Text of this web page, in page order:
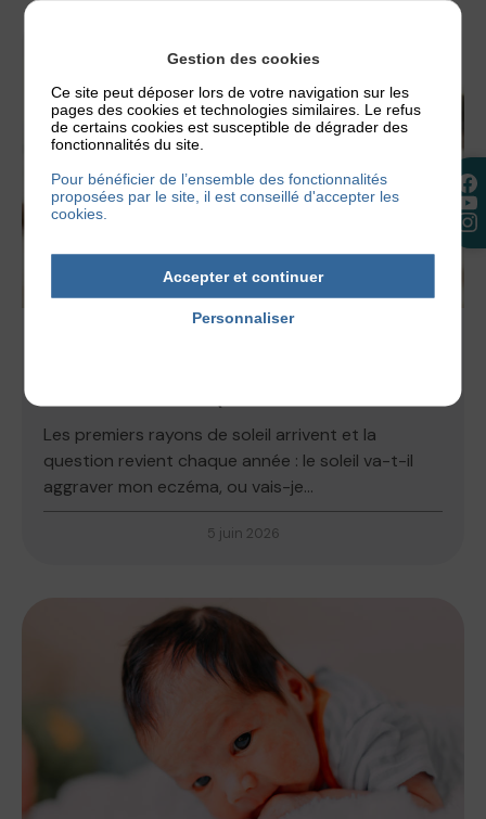
Les premiers rayons de soleil arrivent et la
question revient chaque année : le soleil va-t-il
aggraver mon eczéma, ou vais-je...
5 juin 2026
Gestion des cookies
Ce site peut déposer lors de votre navigation sur les
pages des cookies et technologies similaires. Le refus
de certains cookies est susceptible de dégrader des
fonctionnalités du site.
Pour bénéficier de l’ensemble des fonctionnalités
proposées par le site, il est conseillé d'accepter les
cookies.
Accepter et continuer
Personnaliser